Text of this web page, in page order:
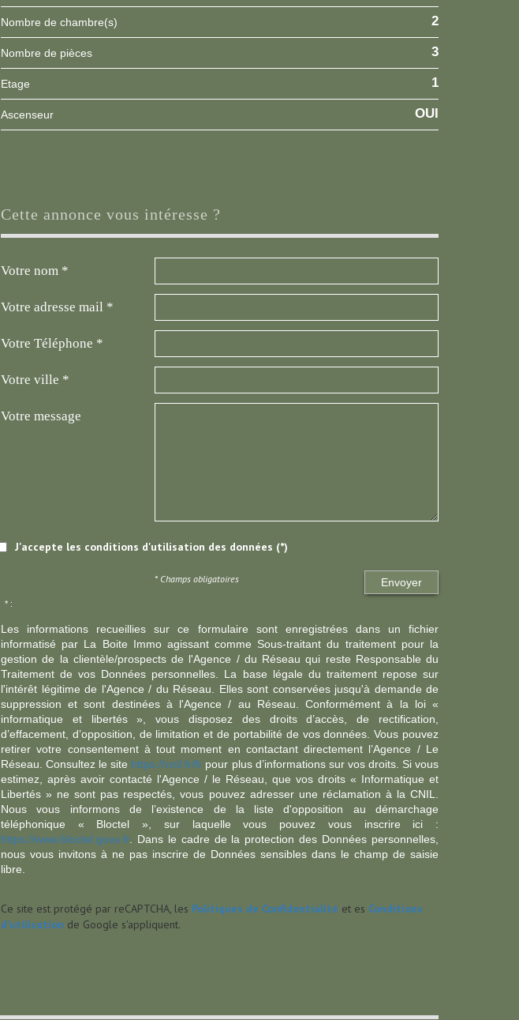
Nombre de chambre(s) 2
Nombre de pièces 3
Etage 1
Ascenseur OUI
cette annonce vous intéresse ?
Votre nom *
Votre adresse mail *
Votre Téléphone *
Votre ville *
Votre message
J'accepte les conditions d'utilisation des données (*)
Envoyer
* Champs obligatoires
* :
Les informations recueillies sur ce formulaire sont enregistrées dans un fichier
informatisé par La Boite Immo agissant comme Sous-traitant du traitement pour la
gestion de la clientèle/prospects de l'Agence / du Réseau qui reste Responsable du
Traitement de vos Données personnelles. La base légale du traitement repose sur
l'intérêt légitime de l'Agence / du Réseau. Elles sont conservées jusqu'à demande de
suppression et sont destinées à l'Agence / au Réseau. Conformément à la loi «
informatique et libertés », vous disposez des droits d’accès, de rectification,
d’effacement, d’opposition, de limitation et de portabilité de vos données. Vous pouvez
retirer votre consentement à tout moment en contactant directement l’Agence / Le
Réseau. Consultez le site https://cnil.fr/fr pour plus d’informations sur vos droits. Si vous
estimez, après avoir contacté l'Agence / le Réseau, que vos droits « Informatique et
Libertés » ne sont pas respectés, vous pouvez adresser une réclamation à la CNIL.
Nous vous informons de l’existence de la liste d'opposition au démarchage
téléphonique « Bloctel », sur laquelle vous pouvez vous inscrire ici :
https://www.bloctel.gouv.fr. Dans le cadre de la protection des Données personnelles,
nous vous invitons à ne pas inscrire de Données sensibles dans le champ de saisie
libre.
Ce site est protégé par reCAPTCHA, les Politiques de Confidentialité et es Conditions
d'utilisation de Google s'appliquent.